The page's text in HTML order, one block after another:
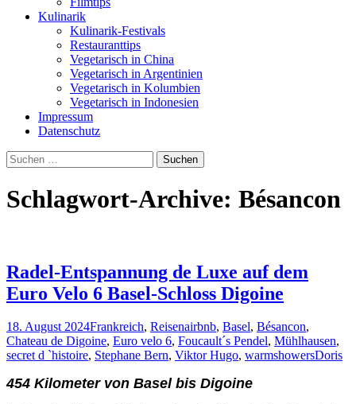
Kulinarik
Kulinarik-Festivals
Restauranttips
Vegetarisch in China
Vegetarisch in Argentinien
Vegetarisch in Kolumbien
Vegetarisch in Indonesien
Impressum
Datenschutz
Suchen
nach:
Schlagwort-Archive: Bésancon
Radel-Entspannung de Luxe auf dem
Euro Velo 6 Basel-Schloss Digoine
18. August 2024Frankreich, Reisenairbnb, Basel, Bésancon,
Chateau de Digoine, Euro velo 6, Foucault´s Pendel, Mühlhausen,
secret d `histoire, Stephane Bern, Viktor Hugo, warmshowersDoris
454 Kilometer von Basel bis Digoine